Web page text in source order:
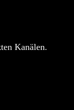
Kanälen.